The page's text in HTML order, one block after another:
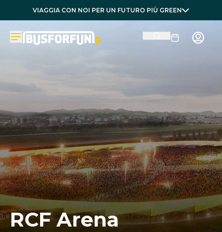
VIAGGIA CON NOI PER UN FUTURO PIÙ GREEN
RCF Arena